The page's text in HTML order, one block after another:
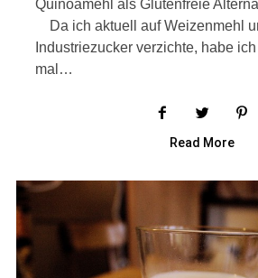
Quinoamehl als Glutenfreie
Da ich aktuell auf Weizenmehl
Industriezucker verzichte, habe
mal…
Read More